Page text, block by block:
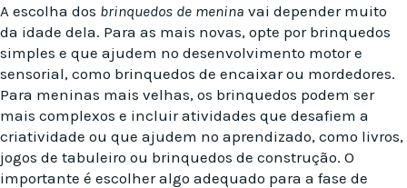
A escolha dos brinquedos de menina vai depender muito
da idade dela. Para as mais novas, opte por brinquedos
simples e que ajudem no desenvolvimento motor e
sensorial, como brinquedos de encaixar ou mordedores.
Para meninas mais velhas, os brinquedos podem ser
mais complexos e incluir atividades que desafiem a
criatividade ou que ajudem no aprendizado, como livros,
jogos de tabuleiro ou brinquedos de construção. O
importante é escolher algo adequado para a fase de